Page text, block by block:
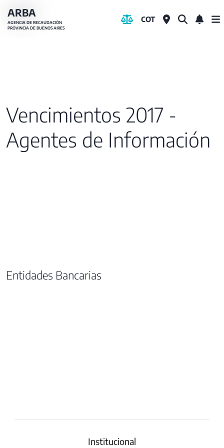
Pasar
al
ARBA
AGENCIA DE RECAUDACIÓN
PROVINCIA DE BUENOS AIRES
COT
Vencimientos 2017 -
Agentes de Información
Entidades Bancarias
Institucional